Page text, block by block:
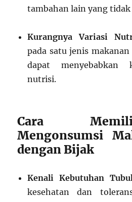
tambahan lain yang
Kurangnya Variasi
pada satu jenis
dapat menyebabkan
nutrisi.
Cara
Mengonsumsi
dengan Bijak
Kenali Kebutuhan
kesehatan dan